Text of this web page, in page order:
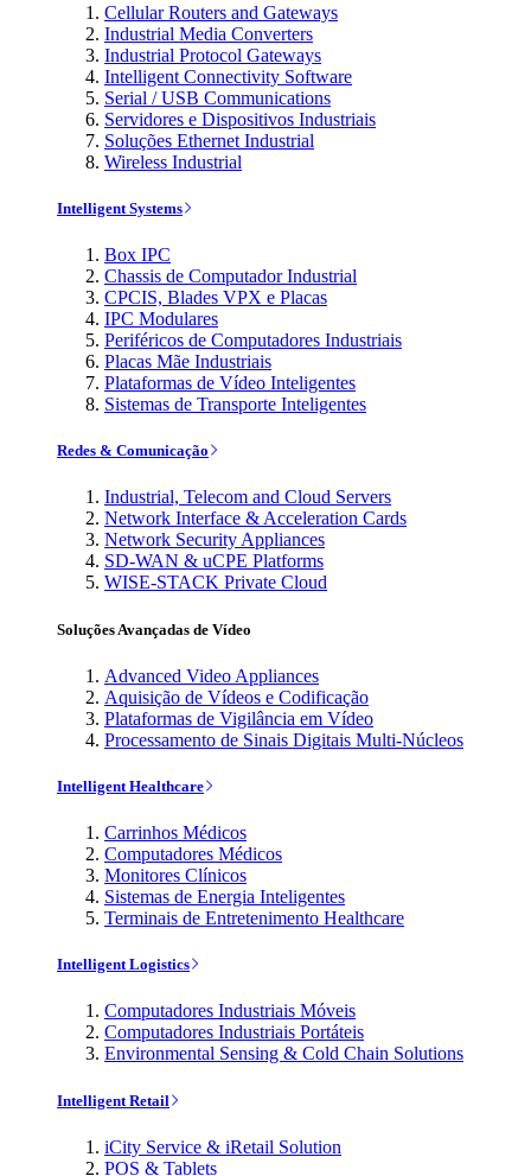
Cellular Routers and Gateways
Industrial Media Converters
Industrial Protocol Gateways
Intelligent Connectivity Software
Serial / USB Communications
Servidores e Dispositivos Industriais
Soluções Ethernet Industrial
Wireless Industrial
Intelligent Systems
Box IPC
Chassis de Computador Industrial
CPCIS, Blades VPX e Placas
IPC Modulares
Periféricos de Computadores Industriais
Placas Mãe Industriais
Plataformas de Vídeo Inteligentes
Sistemas de Transporte Inteligentes
Redes & Comunicação
Industrial, Telecom and Cloud Servers
Network Interface & Acceleration Cards
Network Security Appliances
SD-WAN & uCPE Platforms
WISE-STACK Private Cloud
Soluções Avançadas de Vídeo
Advanced Video Appliances
Aquisição de Vídeos e Codificação
Plataformas de Vigilância em Vídeo
Processamento de Sinais Digitais Multi-Núcleos
Intelligent Healthcare
Carrinhos Médicos
Computadores Médicos
Monitores Clínicos
Sistemas de Energia Inteligentes
Terminais de Entretenimento Healthcare
Intelligent Logistics
Computadores Industriais Móveis
Computadores Industriais Portáteis
Environmental Sensing & Cold Chain Solutions
Intelligent Retail
iCity Service & iRetail Solution
POS & Tablets